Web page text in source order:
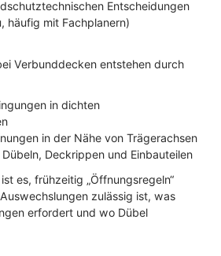
Entscheidungen
häufig mit Fachplanern)
Verbunddecken entstehen durch
in dichten
in der Nähe von Trägerachsen
Deckrippen und Einbauteilen
es, frühzeitig „Öffnungsregeln“
zulässig ist, was
erfordert und wo Dübel